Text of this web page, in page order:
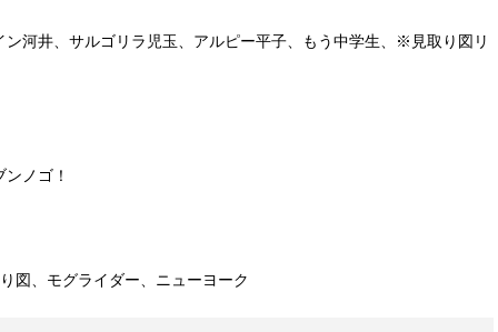
河井、サルゴリラ児玉、アルピー平子、もう中学生、※見取り図リ
ノゴ！
図、モグライダー、ニューヨーク